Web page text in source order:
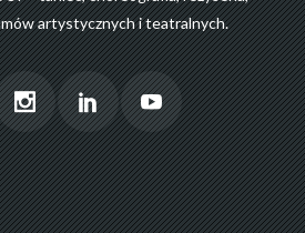
artystycznych i teatralnych.